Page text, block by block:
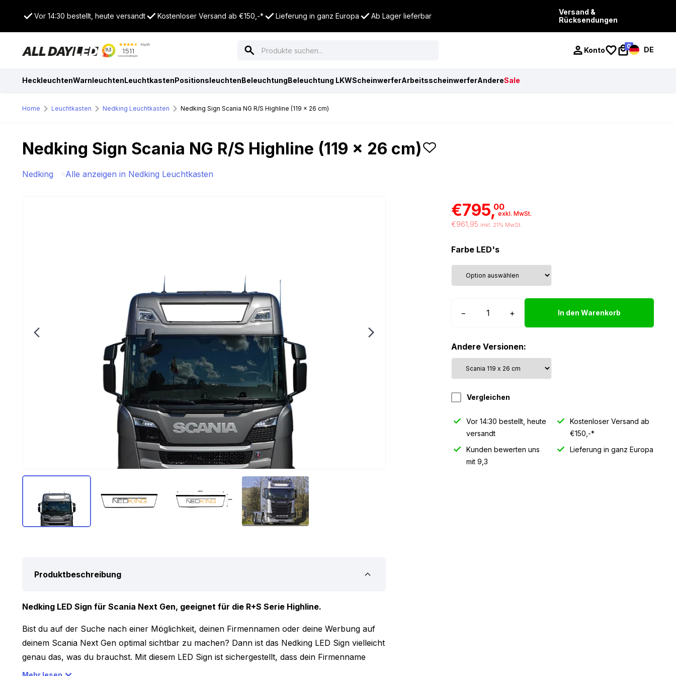
Vor 14:30 bestellt, heute versandt Kostenloser Versand ab €150,-* Lieferung in ganz Europa Ab Lager lieferbar
Versand &
Rücksendungen
Konto 0 DE
HeckleuchtenWarnleuchtenLeuchtkastenPositionsleuchtenBeleuchtungBeleuchtung LKWScheinwerferArbeitsscheinwerferAndereSale
Home Leuchtkasten Nedking Leuchtkasten Nedking Sign Scania NG R/S Highline (119 x 26 cm)
Nedking Sign Scania NG R/S Highline (119 x 26 cm)
Nedking Alle anzeigen in Nedking Leuchtkasten
€795,00
exkl. MwSt.
€961,95 inkl. 21% MwSt.
Farbe LED's
−
NG
R/S
Highline
x
26
Menge
+ In den Warenkorb
Andere Versionen:
Vergleichen
Vor 14:30 bestellt, heute
versandt
Kostenloser Versand ab
€150,-*
Kunden bewerten uns
mit 9,3
Lieferung in ganz Europa
Produktbeschreibung
Nedking LED Sign für Scania Next Gen, geeignet für die R+S Serie Highline.
Bist du auf der Suche nach einer Möglichkeit, deinen Firmennamen oder deine Werbung auf
deinem Scania Next Gen optimal sichtbar zu machen? Dann ist das Nedking LED Sign vielleicht
genau das, was du brauchst. Mit diesem LED Sign ist sichergestellt, dass dein Firmenname
oder deine Werbung sowohl tagsüber als auch nachts gut sichtbar ist. Das LED Sign ist mit